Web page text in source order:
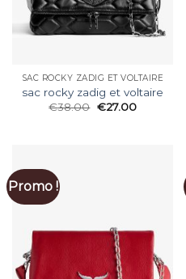
SAC ROCKY ZADIG ET VOLTAIRE
sac rocky zadig et voltaire
€38.00 €27.00
Promo !